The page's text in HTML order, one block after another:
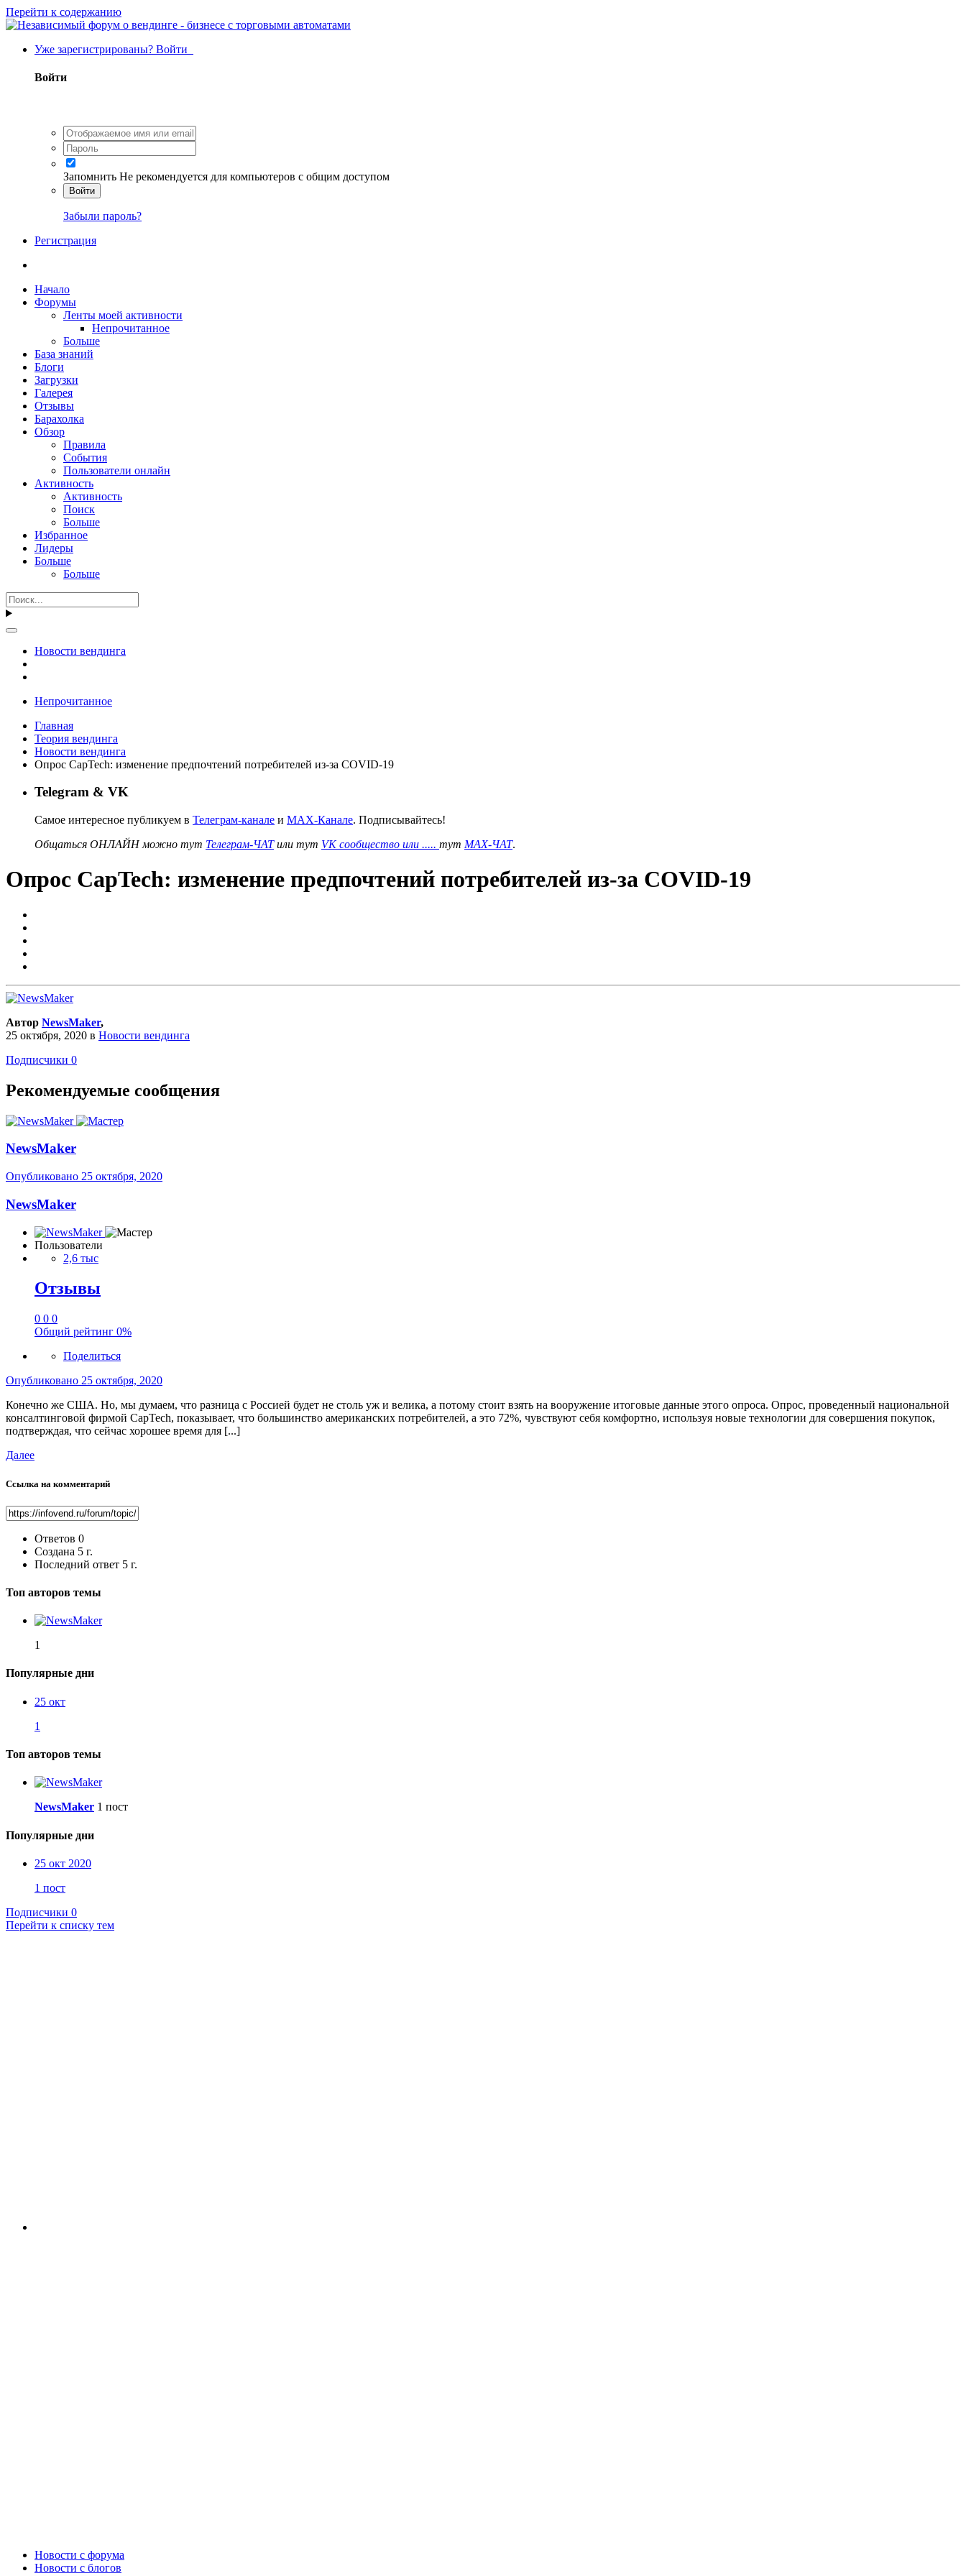
Перейти к содержанию
Уже зарегистрированы? Войти
Войти
Запомнить Не рекомендуется для компьютеров с общим доступом
Войти
Забыли пароль?
Регистрация
Начало
Форумы
Ленты моей активности
Непрочитанное
Больше
База знаний
Блоги
Загрузки
Галерея
Отзывы
Барахолка
Обзор
Правила
События
Пользователи онлайн
Активность
Активность
Поиск
Больше
Избранное
Лидеры
Больше
Больше
Новости вендинга
Непрочитанное
Главная
Теория вендинга
Новости вендинга
Опрос CapTech: изменение предпочтений потребителей из-за COVID-19
Telegram & VK
Самое интересное публикуем в Телеграм-канале и MAX-Канале. Подписывайтесь!
Общаться ОНЛАЙН можно тут Телеграм-ЧАТили тут VK сообщество или ..... тут MAX-ЧАТ.
Опрос CapTech: изменение предпочтений потребителей из-за COVID-19
Автор NewsMaker,
25 октября, 2020 в Новости вендинга
Подписчики 0
Рекомендуемые сообщения
NewsMaker
Опубликовано 25 октября, 2020
NewsMaker
Пользователи
2,6 тыс
Отзывы
0 0 0
Общий рейтинг 0%
Поделиться
Опубликовано 25 октября, 2020
Конечно же США. Но, мы думаем, что разница с Россией будет не столь уж и велика, а потому стоит взять на вооружение итоговые данные этого опроса. Опрос, проведенный национальной
консалтинговой фирмой CapTech, показывает, что большинство американских потребителей, а это 72%, чувствуют себя комфортно, используя новые технологии для совершения покупок,
подтверждая, что сейчас хорошее время для [...]
Далее
Ссылка на комментарий
Ответов 0
Создана 5 г.
Последний ответ 5 г.
Топ авторов темы
1
Популярные дни
25 окт
1
Топ авторов темы
NewsMaker 1 пост
Популярные дни
25 окт 2020
1 пост
Подписчики 0
Перейти к списку тем
Новости c форума
Новости с блогов